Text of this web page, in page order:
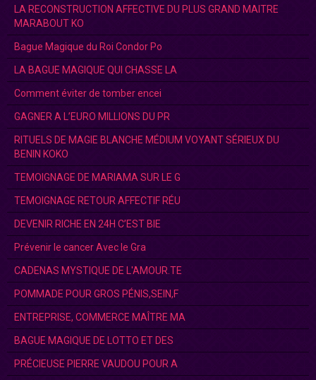
LA RECONSTRUCTION AFFECTIVE DU PLUS GRAND MAITRE
MARABOUT KO
Bague Magique du Roi Condor Po
LA BAGUE MAGIQUE QUI CHASSE LA
Comment éviter de tomber encei
GAGNER A L’EURO MILLIONS DU PR
RITUELS DE MAGIE BLANCHE MÉDIUM VOYANT SÉRIEUX DU
BENIN KOKO
TEMOIGNAGE DE MARIAMA SUR LE G
TEMOIGNAGE RETOUR AFFECTIF RÉU
DEVENIR RICHE EN 24H C’EST BIE
Prévenir le cancer Avec le Gra
CADENAS MYSTIQUE DE L'AMOUR.TE
POMMADE POUR GROS PÉNIS,SEIN,F
ENTREPRISE, COMMERCE MAÎTRE MA
BAGUE MAGIQUE DE LOTTO ET DES
PRÉCIEUSE PIERRE VAUDOU POUR A